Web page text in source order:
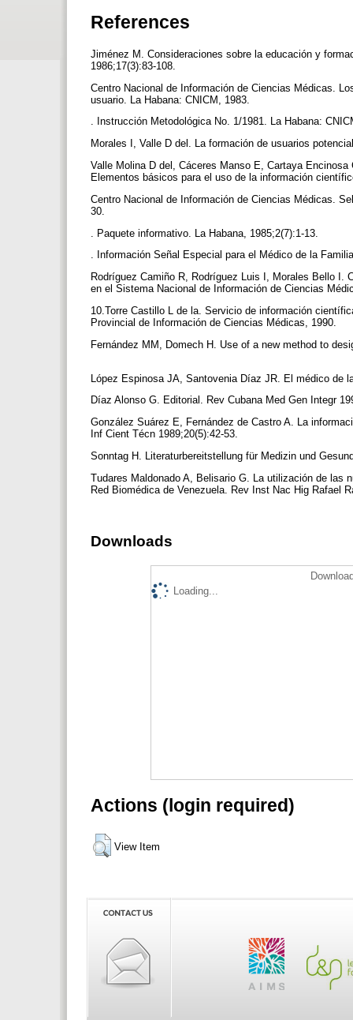
References
Jiménez M. Consideraciones sobre la educación y
1986;17(3):83-108.
Centro Nacional de Información de Ciencias Médicas.
usuario. La Habana: CNICM, 1983.
. Instrucción Metodológica No. 1/1981. La Habana:
Morales I, Valle D del. La formación de usuarios
Valle Molina D del, Cáceres Manso E, Cartaya
Elementos básicos para el uso de la información
Centro Nacional de Información de Ciencias Médicas.
30.
. Paquete informativo. La Habana, 1985;2(7):1-13.
. Información Señal Especial para el Médico de la
Rodríguez Camiño R, Rodríguez Luis I, Morales Bello I.
en el Sistema Nacional de Información de Ciencias
10.Torre Castillo L de la. Servicio de información
Provincial de Información de Ciencias Médicas, 1990.
Fernández MM, Domech H. Use of a new method to
López Espinosa JA, Santovenia Díaz JR. El médico de
Díaz Alonso G. Editorial. Rev Cubana Med Gen Integr
González Suárez E, Fernández de Castro A. La
Inf Cient Técn 1989;20(5):42-53.
Sonntag H. Literaturbereitstellung für Medizin und
Tudares Maldonado A, Belisario G. La utilización de las
Red Biomédica de Venezuela. Rev Inst Nac Hig Rafael
Downloads
Loading...
Actions (login required)
View Item